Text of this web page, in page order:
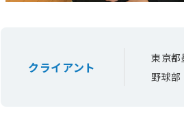
クライアント
東京
野球